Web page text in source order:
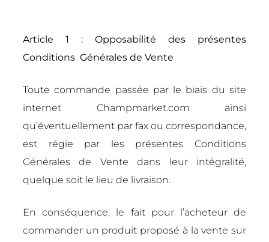
Article 1 : Opposabilité des présentes
Conditions Générales de Vente
Toute commande passée par le biais du site
internet Champmarket.com ainsi
qu’éventuellement par fax ou correspondance,
est régie par les présentes Conditions
Générales de Vente dans leur intégralité,
quelque soit le lieu de livraison.
En conséquence, le fait pour l’acheteur de
commander un produit proposé à la vente sur